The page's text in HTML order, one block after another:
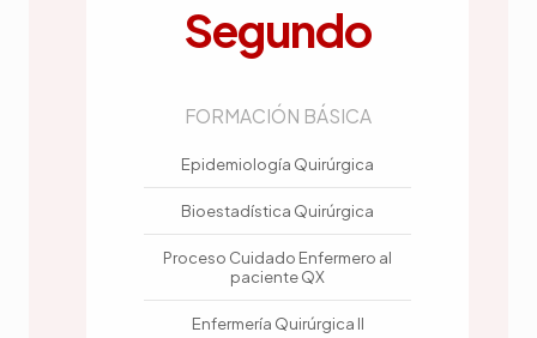
Segundo
FORMACIÓN BÁSICA
Epidemiología Quirúrgica
Bioestadística Quirúrgica
Proceso Cuidado Enfermero al
paciente QX
Enfermería Quirúrgica II